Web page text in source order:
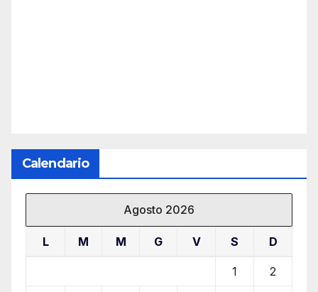
Calendario
Agosto 2026
L M M G V S D
1 2